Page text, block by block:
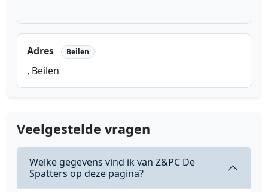
Adres Beilen
, Beilen
Veelgestelde vragen
Welke gegevens vind ik van Z&PC De
Spatters op deze pagina?